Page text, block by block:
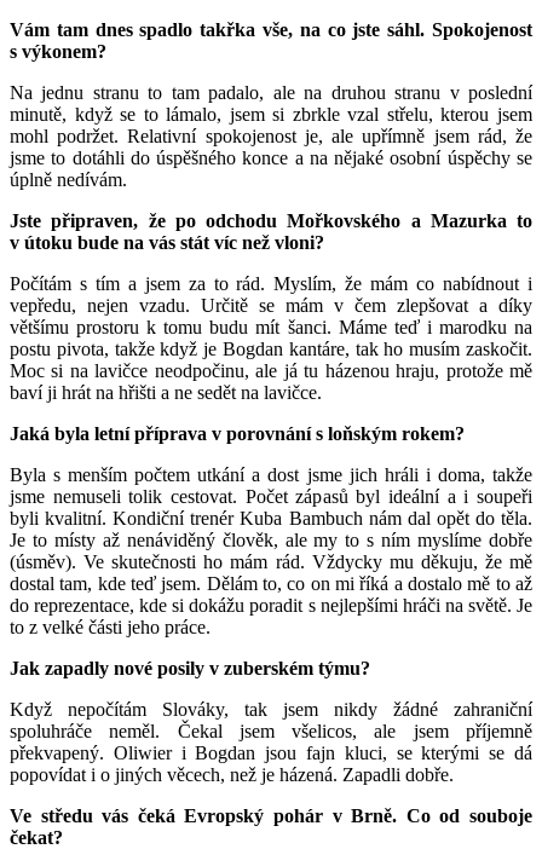
Vám tam dnes spadlo takřka vše, na co jste sáhl. Spokojenost
s výkonem?
Na jednu stranu to tam padalo, ale na druhou stranu v poslední
minutě, když se to lámalo, jsem si zbrkle vzal střelu, kterou jsem
mohl podržet. Relativní spokojenost je, ale upřímně jsem rád, že
jsme to dotáhli do úspěšného konce a na nějaké osobní úspěchy se
úplně nedívám.
Jste připraven, že po odchodu Mořkovského a Mazurka to
v útoku bude na vás stát víc než vloni?
Počítám s tím a jsem za to rád. Myslím, že mám co nabídnout i
vepředu, nejen vzadu. Určitě se mám v čem zlepšovat a díky
většímu prostoru k tomu budu mít šanci. Máme teď i marodku na
postu pivota, takže když je Bogdan kantáre, tak ho musím zaskočit.
Moc si na lavičce neodpočinu, ale já tu házenou hraju, protože mě
baví ji hrát na hřišti a ne sedět na lavičce.
Jaká byla letní příprava v porovnání s loňským rokem?
Byla s menším počtem utkání a dost jsme jich hráli i doma, takže
jsme nemuseli tolik cestovat. Počet zápasů byl ideální a i soupeři
byli kvalitní. Kondiční trenér Kuba Bambuch nám dal opět do těla.
Je to místy až nenáviděný člověk, ale my to s ním myslíme dobře
(úsměv). Ve skutečnosti ho mám rád. Vždycky mu děkuju, že mě
dostal tam, kde teď jsem. Dělám to, co on mi říká a dostalo mě to až
do reprezentace, kde si dokážu poradit s nejlepšími hráči na světě. Je
to z velké části jeho práce.
Jak zapadly nové posily v zuberském týmu?
Když nepočítám Slováky, tak jsem nikdy žádné zahraniční
spoluhráče neměl. Čekal jsem všelicos, ale jsem příjemně
překvapený. Oliwier i Bogdan jsou fajn kluci, se kterými se dá
popovídat i o jiných věcech, než je házená. Zapadli dobře.
Ve středu vás čeká Evropský pohár v Brně. Co od souboje
čekat?